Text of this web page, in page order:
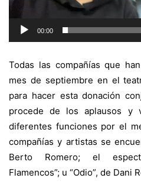
00:00
Todas las compañías que
mes de septiembre en el
para hacer esta donación
procede de los aplausos y
diferentes funciones por el
compañías y artistas se
Berto Romero; el
Flamencos”; u “Odio”, de Dani